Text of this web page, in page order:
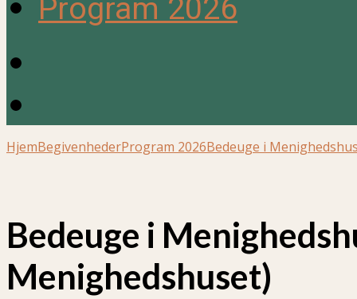
Program 2026
HjemBegivenhederProgram 2026Bedeuge i
Bedeuge i
Menighedshuset)